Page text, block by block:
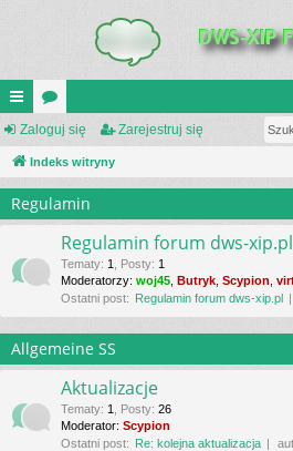
UI
C
K
_L
IN
or
a
Zaloguj się Zarejestruj się
Indeks witryny
Regulamin
Regulamin forum dws-
Tematy: 1 Posty: 1
Moderatorzy: woj45 Butryk Scypion
Ostatni post: Regulamin forum dws-xip.pl
Allgemeine SS
Aktualizacje
Tematy: 1 Posty: 26
Moderator: Scypion
Ostatni post: Re: kolejna aktualizacja